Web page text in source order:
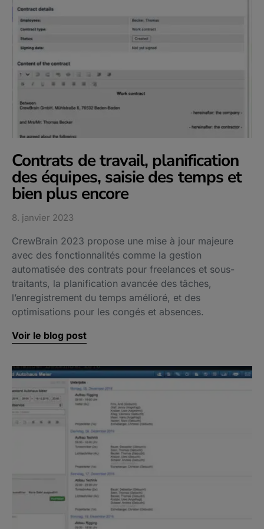
Contrats de travail, planification
des équipes, saisie des temps et
bien plus encore
8. janvier 2023
CrewBrain 2023 propose une mise à jour majeure
avec des fonctionnalités comme la gestion
automatisée des contrats pour freelances et sous-
traitants, la planification avancée des tâches,
l’enregistrement du temps amélioré, et des
optimisations pour les congés et absences.
Voir le blog post